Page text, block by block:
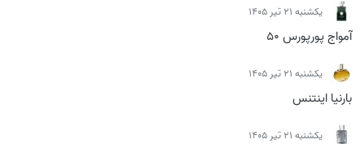
يكشنبه 21 تیر 1405
آمواج پورپورس 50
يكشنبه 21 تیر 1405
بارنیا اینتنس
يكشنبه 21 تیر 1405